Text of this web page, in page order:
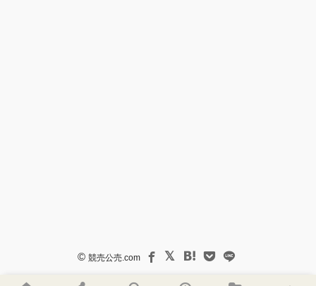
© 競売公売.com